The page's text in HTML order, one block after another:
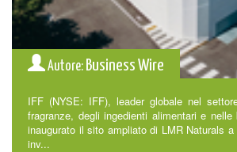
Autore: Business Wire
IFF (NYSE: IFF), leader globale nel
fragranze, degli ingedienti alimentari e
inaugurato il sito ampliato di LMR Naturals
inv...